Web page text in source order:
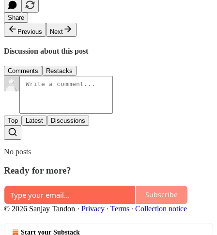
Share
Previous
Next
Discussion about this post
Comments Restacks
Top Latest Discussions
No posts
Ready for more?
Subscribe
© 2026 Sanjay Tandon · Privacy ∙ Terms ∙ Collection notice
Start your Substack